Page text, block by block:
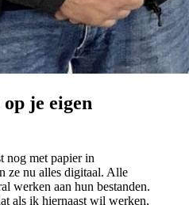
je eigen
nog met papier in
ze nu alles digitaal. Alle
werken aan hun bestanden.
als ik hiernaast wil werken,